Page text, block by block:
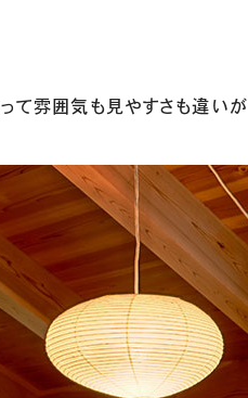
て雰囲気も見やすさも違いが